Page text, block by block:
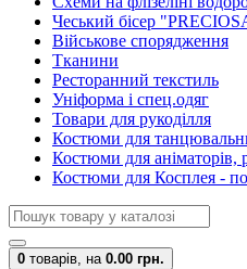
Чеський бісер
Військове спорядження
Тканини
Ресторанний текстиль
Уніформа і спец.одяг
Товари для рукоділля
Костюми для
Костюми для аніматорів,
Костюми для Косплея -
0 товарів, на 0.00 грн.